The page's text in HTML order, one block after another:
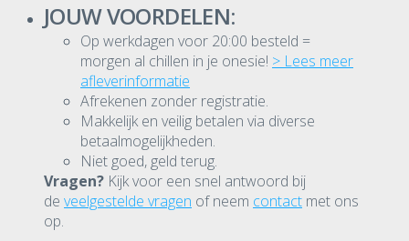
JOUW VOORDELEN:
Op werkdagen voor 20:00 besteld =
morgen al chillen in je onesie! > Lees meer
afleverinformatie
Afrekenen zonder registratie.
Makkelijk en veilig betalen via diverse
betaalmogelijkheden.
Niet goed, geld terug.
Vragen? Kijk voor een snel antwoord bij
de veelgestelde vragen of neem contact met ons
op.